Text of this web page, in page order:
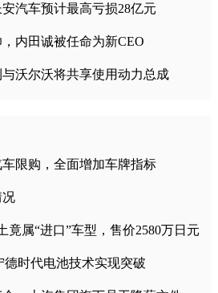
汽车预计最高亏损28亿元
内田诚被任命为新CEO
沃尔沃将共享使用动力总成
限购，全面增加车牌指标
况
竟属“进口”车型，售价2580万日元
德时代电池技术实现突破